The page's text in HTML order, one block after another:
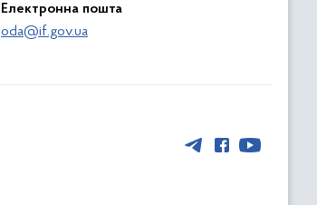
Електронна пошта
oda@if.gov.ua